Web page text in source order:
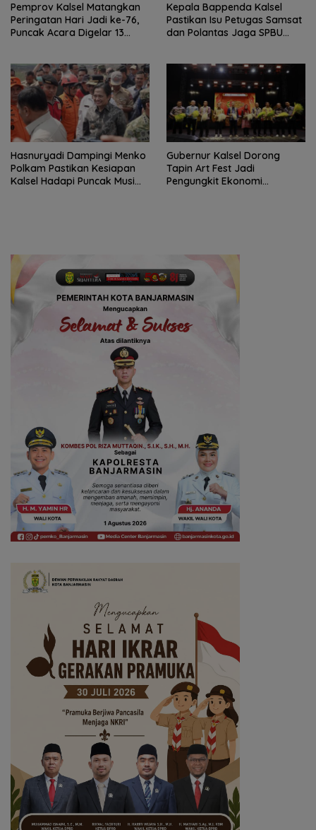
Pemprov Kalsel Matangkan
Peringatan Hari Jadi ke-76,
Puncak Acara Digelar 13
Kepala Bappenda Kalsel
Pastikan Isu Petugas Samsat
dan Polantas Jaga SPBU
Hasnuryadi Dampingi Menko
Polkam Pastikan Kesiapan
Kalsel Hadapi Puncak Musim
Gubernur Kalsel Dorong
Tapin Art Fest Jadi
Pengungkit Ekonomi